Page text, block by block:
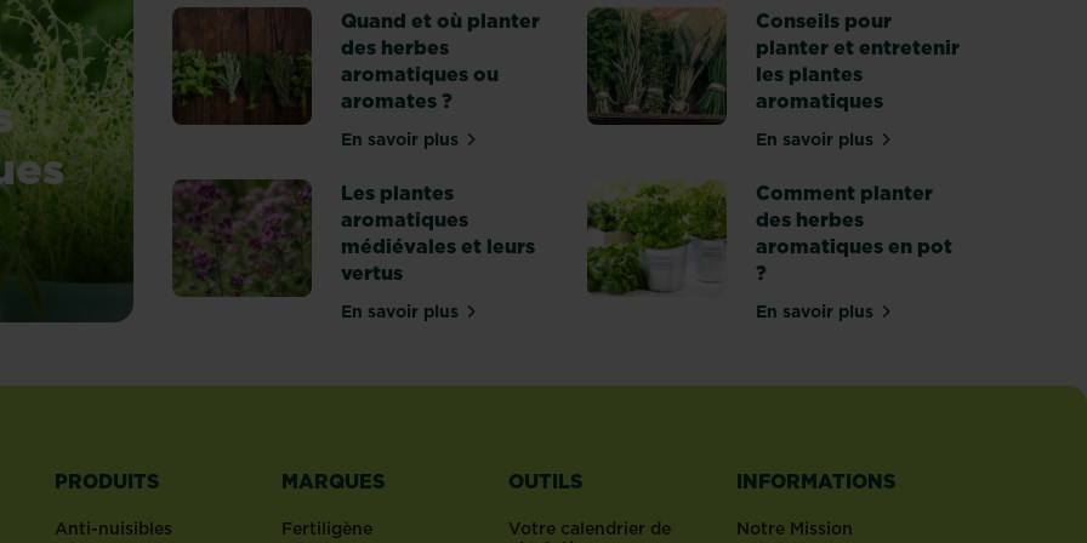
sur un balcon ?
Quand et où planter
des herbes
aromatiques ou
aromates ?
En savoir plussur Quand et où planter des herbes aromatiques ou aromates ?
Conseils pour
planter et entretenir
les plantes
aromatiques
En savoir plussur Conseils pour planter et
Les plantes
aromatiques
médiévales et leurs
vertus
En savoir plussur Les plantes aromatiques médiévales et leurs vertus
Comment planter
des herbes
aromatiques en pot
?
En savoir plussur Comment planter des
PRODUITS
Anti-nuisibles
MARQUES
Fertiligène
OUTILS
Votre calendrier de
INFORMATIONS
Notre Mission